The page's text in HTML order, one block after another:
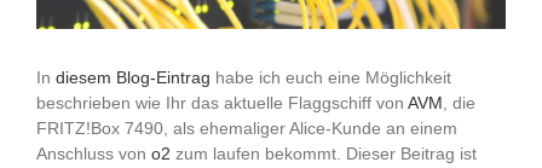
In diesem Blog-Eintrag habe ich euch eine Möglichkeit
beschrieben wie Ihr das aktuelle Flaggschiff von AVM, die
FRITZ!Box 7490, als ehemaliger Alice-Kunde an einem
Anschluss von o2 zum laufen bekommt. Dieser Beitrag ist